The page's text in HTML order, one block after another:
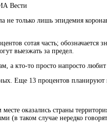
Вести
только лишь эпидемия
сотая часть;
выезжать за предел.
а кто-то просто напросто
Еще 13 процентов планируют
оказались страны
(в таком случае нередко